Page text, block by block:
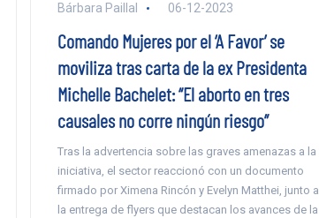
Bárbara Paillal 06-12-2023
Comando Mujeres por el ‘A Favor’ se
moviliza tras carta de la ex Presidenta
Michelle Bachelet: “El aborto en tres
causales no corre ningún riesgo”
Tras la advertencia sobre las graves amenazas a la
iniciativa, el sector reaccionó con un documento
firmado por Ximena Rincón y Evelyn Matthei, junto a
la entrega de flyers que destacan los avances de la